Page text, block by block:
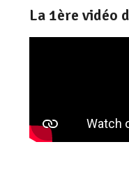
La 1ère vidéo